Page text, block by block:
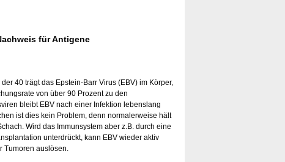
für Antigene
40 trägt das Epstein-Barr Virus (EBV) im Körper,
von über 90 Prozent zu den
bleibt EBV nach einer Infektion lebenslang
ist dies kein Problem, denn normalerweise hält
Wird das Immunsystem aber z.B. durch eine
unterdrückt, kann EBV wieder aktiv
auslösen.